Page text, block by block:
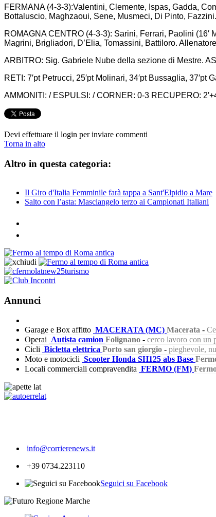
FERMANA (4-3-3):Valentini, Clemente, Ispas, Gadda,
Bottaluscio, Maghzaoui, Sene, Musmeci, Di Pinto,
ROMAGNA CENTRO (4-3-3): Sarini, Ferrari, Paolini (16′
Magrini, Brigliadori, D’Elia, Tomassini, Battiloro.
ARBITRO: Sig. Gabriele Nube della sezione di Mestre.
RETI: 7′pt Petrucci, 25′pt Molinari, 34′pt Bussaglia, 37′pt
AMMONITI: / ESPULSI: / CORNER: 0-3 RECUPERO:
Devi effettuare il login per inviare commenti
Torna in alto
Altro in questa categoria:
Il Giro d'Italia Femminile farà tappa a Sant'Elpidio a Mare
Salto con l’asta: Masciangelo terzo ai Campionati Italiani
Annunci
Garage e Box affitto MACERATA (MC) Macerata -
Operai Autista camion Folignano - cerco lavoro con un
Cicli Bicletta elettrica Porto san giorgio - pieghevole,
Moto e motocicli Scooter Honda SH125 abs Base
Locali commerciali compravendita FERMO (FM)
info@corrierenews.it
+39 0734.223110
Seguici su Facebook